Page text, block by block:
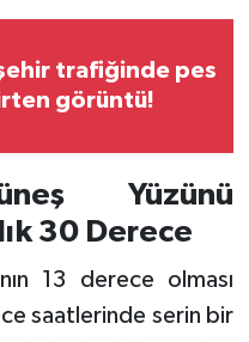
trafiğinde pes
görüntü!
Yüzünü
30 Derece
13 derece olması
saatlerinde serin bir